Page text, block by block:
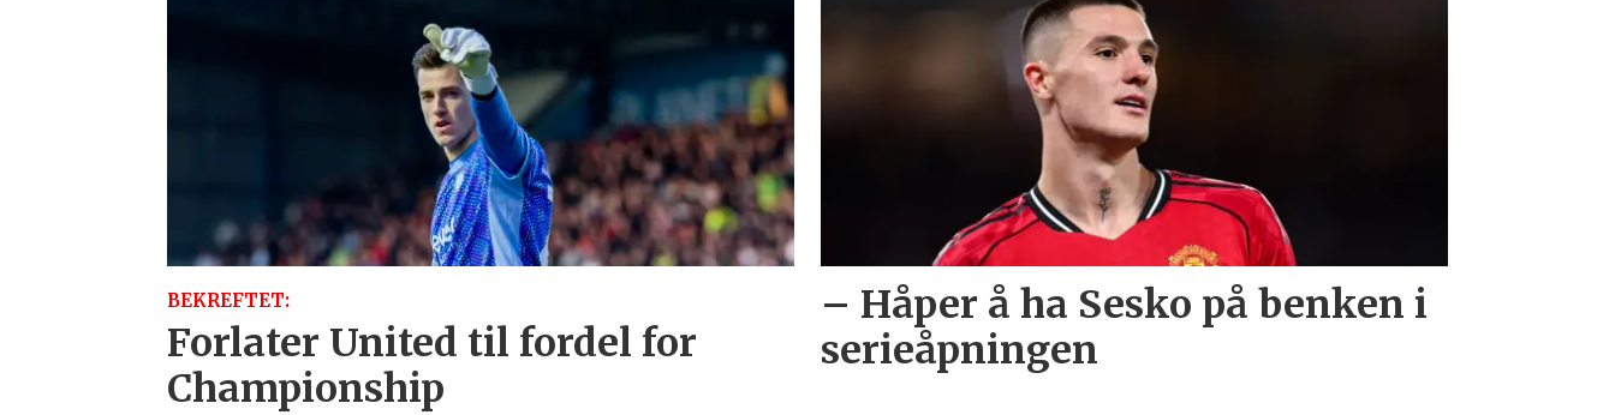
BEKREFTET:
Forlater United til fordel for
Championship
– Håper å ha Sesko på benken i
serieåpningen